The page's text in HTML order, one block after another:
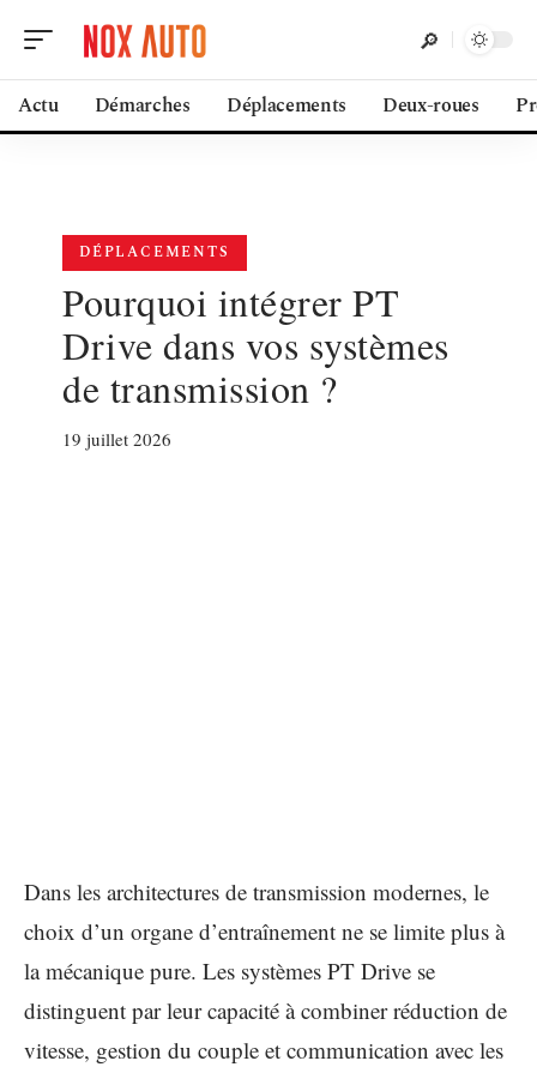
Actu Démarches Déplacements Deux-roues
DÉPLACEMENTS
Pourquoi intégrer PT
Drive dans vos systèmes
de transmission ?
19 juillet 2026
Dans les architectures de transmission modernes, le
choix d’un organe d’entraînement ne se limite plus à
la mécanique pure. Les systèmes PT Drive se
distinguent par leur capacité à combiner réduction de
vitesse, gestion du couple et communication avec les